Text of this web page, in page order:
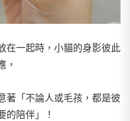
在一起時，小貓的身影彼此
，
著「不論人或毛孩，都是彼
的陪伴」！